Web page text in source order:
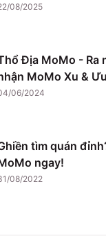
08/2025
Địa MoMo - Ra
MoMo Xu &
06/2024
tìm quán
ngay!
08/2022